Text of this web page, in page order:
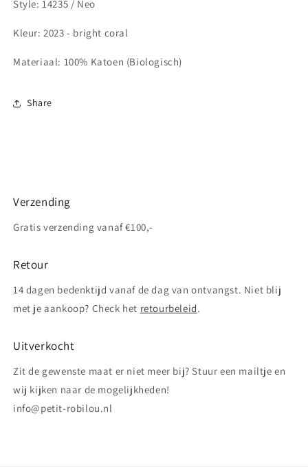
Style: 14235 / Neo
Kleur: 2023 - bright coral
Materiaal: 100% Katoen (Biologisch)
Share
Verzending
Gratis verzending vanaf €100,-
Retour
14 dagen bedenktijd vanaf de dag van ontvangst. Niet blij
met je aankoop? Check het retourbeleid.
Uitverkocht
Zit de gewenste maat er niet meer bij? Stuur een mailtje en
wij kijken naar de mogelijkheden!
info@petit-robilou.nl